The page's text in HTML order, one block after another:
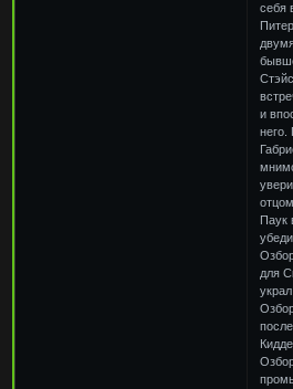
себя
и
него.
Паук
для